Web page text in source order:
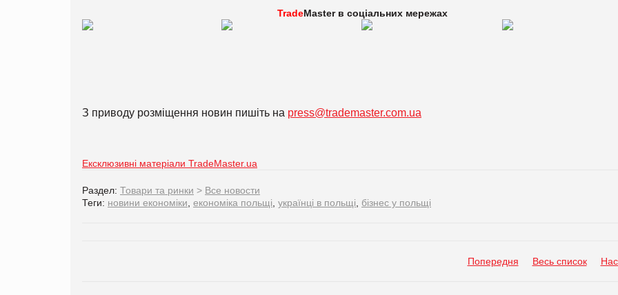
TradeMaster в соціальних мережах
З приводу розміщення новин пишіть на press@trademaster.com.ua
Ексклюзивні матеріали TradeMaster.ua
Раздел: Товари та ринки > Все новости
Теги: новини економіки економіка польщі українці в польщі бізнес у польщі
Попередня Весь список